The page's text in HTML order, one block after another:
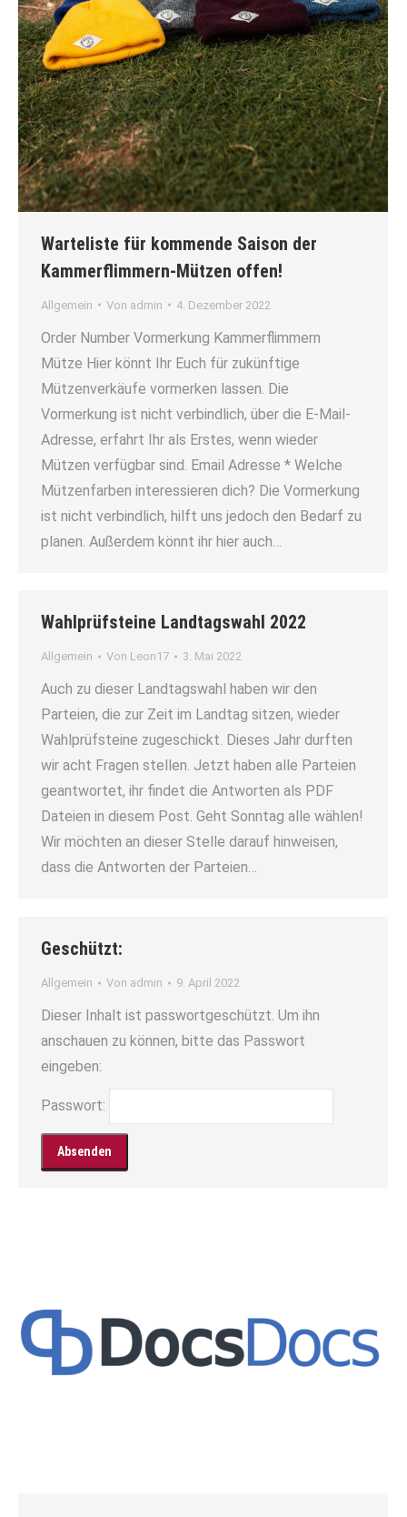
Warteliste für kommende Saison der
Kammerflimmern-Mützen offen!
Allgemein Von admin 4. Dezember 2022
Order Number Vormerkung Kammerflimmern
Mütze Hier könnt Ihr Euch für zukünftige
Mützenverkäufe vormerken lassen. Die
Vormerkung ist nicht verbindlich, über die E-Mail-
Adresse, erfahrt Ihr als Erstes, wenn wieder
Mützen verfügbar sind. Email Adresse * Welche
Mützenfarben interessieren dich? Die Vormerkung
ist nicht verbindlich, hilft uns jedoch den Bedarf zu
planen. Außerdem könnt ihr hier auch…
Wahlprüfsteine Landtagswahl 2022
Allgemein Von Leon17 3. Mai 2022
Auch zu dieser Landtagswahl haben wir den
Parteien, die zur Zeit im Landtag sitzen, wieder
Wahlprüfsteine zugeschickt. Dieses Jahr durften
wir acht Fragen stellen. Jetzt haben alle Parteien
geantwortet, ihr findet die Antworten als PDF
Dateien in diesem Post. Geht Sonntag alle wählen!
Wir möchten an dieser Stelle darauf hinweisen,
dass die Antworten der Parteien…
Geschützt:
Allgemein Von admin 9. April 2022
Dieser Inhalt ist passwortgeschützt. Um ihn
anschauen zu können, bitte das Passwort
eingeben:
Passwort: